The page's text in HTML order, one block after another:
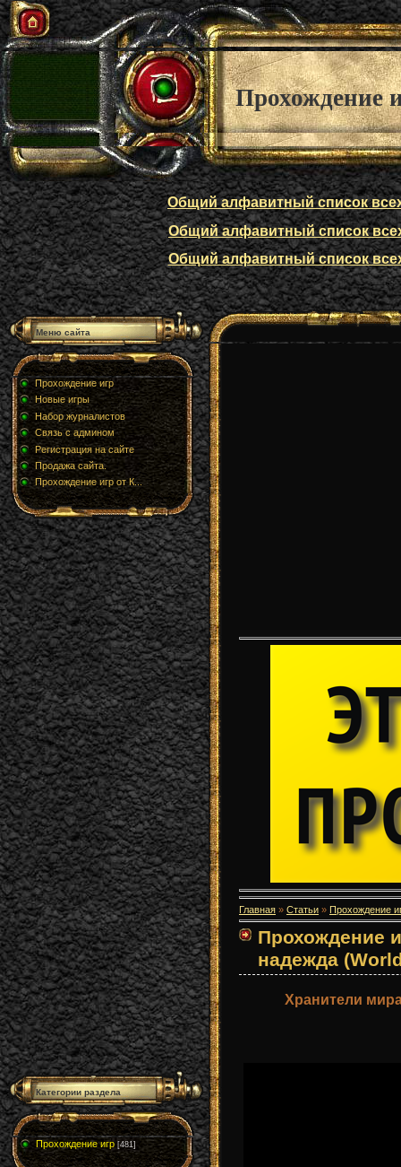
Прохождение
Общий алфавитный список
Общий алфавитный список
Общий алфавитный список
Меню сайта
Прохождение игр
Новые игры
Набор журналистов
Связь с админом
Регистрация на сайте
Продажа сайта.
Прохождение игр от К...
Категории раздела
Прохождение игр [481]
Главная » Статьи » Прохождение
Прохождение
надежда
Хранители